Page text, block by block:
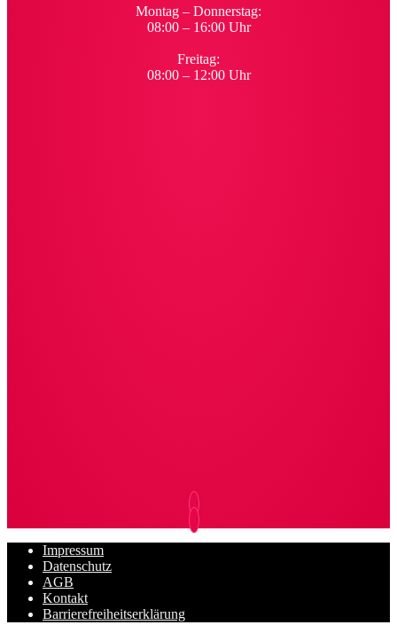
Montag – Donnerstag:
08:00 – 16:00 Uhr
Freitag:
08:00 – 12:00 Uhr
Impressum
Datenschutz
AGB
Kontakt
Barrierefreiheitserklärung